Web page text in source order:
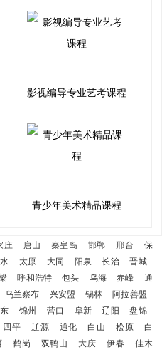
影视编导专业艺考课程
青少年美术精品课程
庄 唐山 秦皇岛 邯郸 邢台
保
太原 大同 阳泉 长治
晋城
呼和浩特 包头 乌海 赤峰
通
乌兰察布 兴安盟 锡林
阿拉善盟
锦州 营口 阜新 辽阳
盘锦
四平 辽源 通化 白山 松原
白
鹤岗 双鸭山 大庆 伊春
佳木